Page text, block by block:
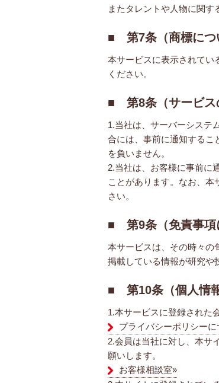
またタレントや人物に関す
■ 第7条（商標につ
本サービスに表示されてい
ください。
■ 第8条（サービス
1.当社は、サーバーシステ
合には、事前に通知するこ
を負いません。
2.当社は、お客様に事前に
ことがあります。なお、
さい。
■ 第9条（免責事項
本サービスは、その時々の
掲載している情報が研究や
■ 第10条（個人情
1.本サービスに登録された
プライバシーポリシーに
2.会員は当社に対し、本サ
願いします。
お客様相談室»